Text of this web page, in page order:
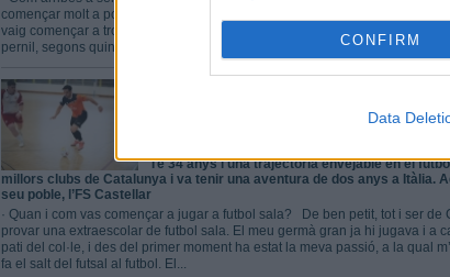
CONFIRM
Data
començar molt a poc a poc. Vaig fer uns cursos a Madrid i poc després vaig
vaig començar a trobar clients, fins a viure d’això. · La gran pregunta: per
pernil, segons quina qualitat...
Dani Castro: "El projecte de l’FS
Té 34 anys i una trajectòria envejable en el
millors clubs de Catalunya i va tenir una aventura de dos anys a Itàlia.
seu poble, l’FS Castellar
· Quan i com vas començar a jugar a futbol sala? De ben petit, tot i ser de
provar una extraescolar de futbol sala. El meu germà gran ja hi jugava i a
pati del col·le, i des del primer moment ha estat la meva passió, a la qual
fa el salt del futsal al futbol. El...